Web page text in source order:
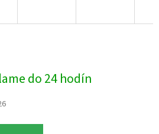
do 24 hodín